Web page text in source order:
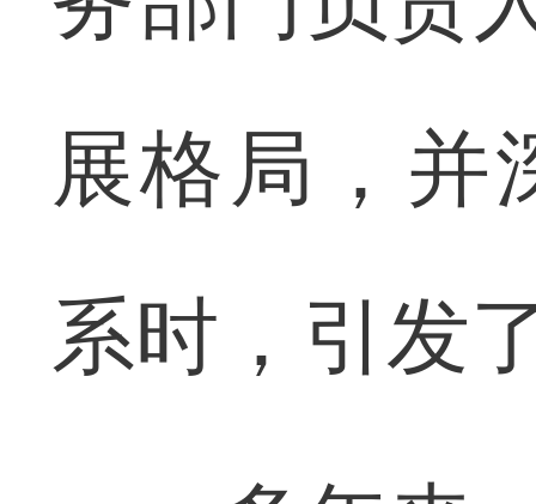
展格局，并
系时，引发